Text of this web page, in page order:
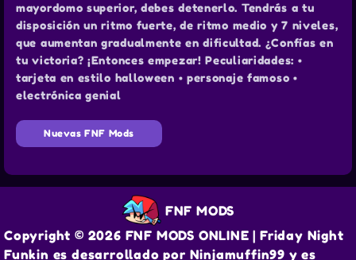
mayordomo superior, debes detenerlo. Tendrás a tu
disposición un ritmo fuerte, de ritmo medio y 7 niveles,
que aumentan gradualmente en dificultad. ¿Confías en
tu victoria? ¡Entonces empezar! Peculiaridades: •
tarjeta en estilo halloween • personaje famoso •
electrónica genial
Nuevas FNF Mods
FNF MODS
Copyright © 2026 FNF MODS ONLINE | Friday Night
Funkin es desarrollado por Ninjamuffin99 y es